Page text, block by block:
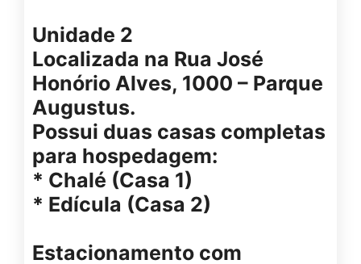
Unidade 2
Localizada na Rua José
Honório Alves, 1000 – Parque
Augustus.
Possui duas casas completas
para hospedagem:
* Chalé (Casa 1)
* Edícula (Casa 2)
Estacionamento com